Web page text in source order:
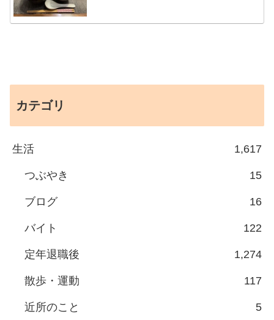
カテゴリ
生活 1,617
つぶやき 15
ブログ 16
バイト 122
定年退職後 1,274
散歩・運動 117
近所のこと 5